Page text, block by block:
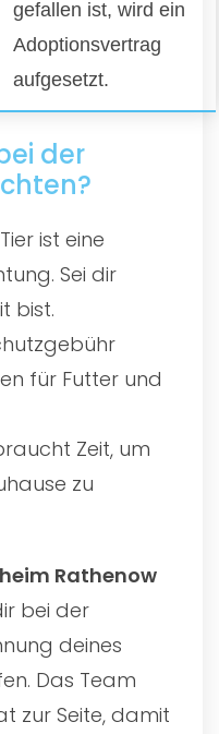
gefallen ist, wird ein
Adoptionsvertrag
aufgesetzt.
der
ist eine
Sei dir
bist.
für Futter und
Zeit, um
zu
Rathenow
bei der
deines
Das Team
zur Seite, damit